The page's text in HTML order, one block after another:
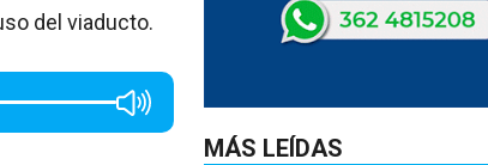
del viaducto.
MÁS LEÍDAS